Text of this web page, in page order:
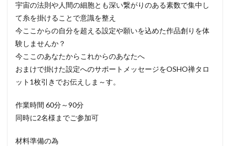
宇宙の法則や人間の細胞とも深い繋がりのある素数で集中し
て糸を掛けることで意識を整え
今ここからの自分を超える設定や願いを込めた作品創りを体
験しませんか？
今ここのあなたからこれからのあなたへ
おまけで掛けた設定へのサポートメッセージをOSHO禅タロ
ット1枚引きでお伝えしま～す。
作業時間 60分～90分
同時に2名様までご参加可
材料準備の為